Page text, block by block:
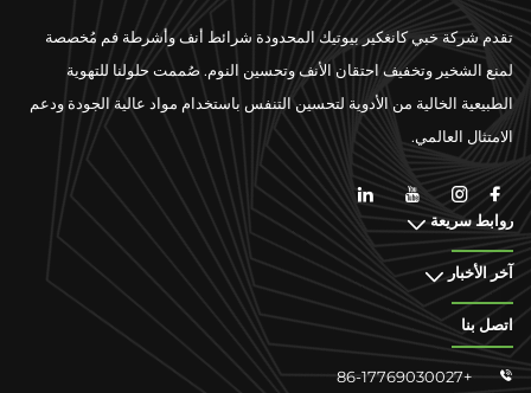
تقدم شركة خبي كانغكير بيوتيك المحدودة شرائط أنف وأشرطة فم مُخصصة
لمنع الشخير وتخفيف احتقان الأنف وتحسين النوم. صُممت حلولنا للتهوية
الطبيعية الخالية من الأدوية لتحسين التنفس باستخدام مواد عالية الجودة ودعم
الامتثال العالمي.
روابط سريعة
آخر الأخبار
اتصل بنا

+86-17769030027